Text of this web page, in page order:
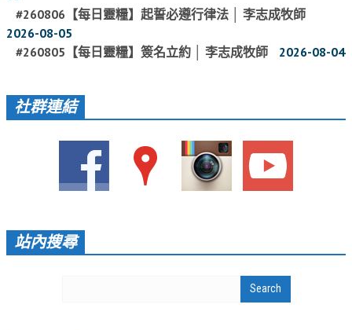
陪讀班活動相簿
網站連結
台北靈糧堂 官方網站
讚美之泉 YOUTUBE 頻道
聖經 和合本
信望愛全球資訊網
蒲公英希望基金會
#260806【每日靈糧】起誓必遵行律法 │ 李志成牧師
2026-08-05
#260805【每日靈糧】簽名立約 │ 李志成牧師
2026-08-04
社群連結
站內搜尋